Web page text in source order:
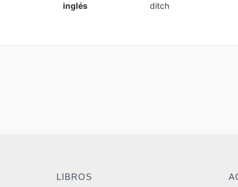
inglés ditch
LIBROS